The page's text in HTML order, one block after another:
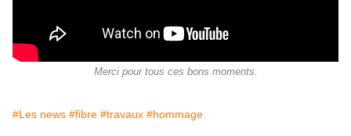
Merci pour tous ces bons moments.
#Les news #fibre #travaux #hommage